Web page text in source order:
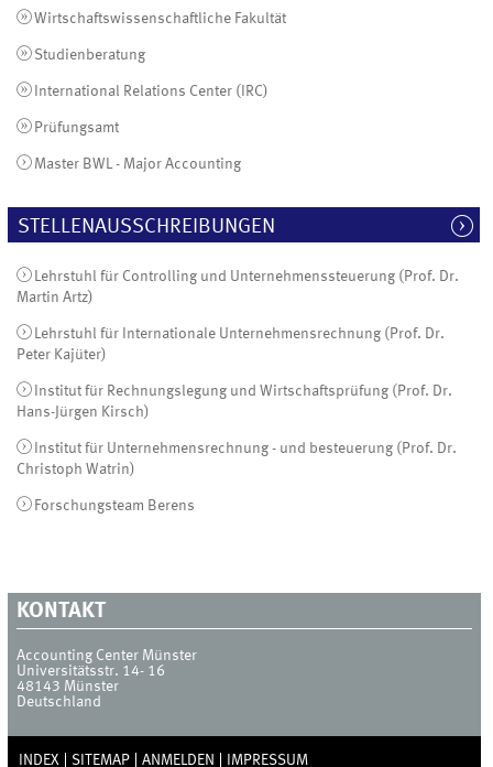
Wirtschaftswissenschaftliche Fakultät
Studienberatung
International Relations Center (IRC)
Prüfungsamt
Master BWL - Major Accounting
STELLENAUSSCHREIBUNGEN
Lehrstuhl für Controlling und Unternehmenssteuerung (Prof. Dr.
Martin Artz)
Lehrstuhl für Internationale Unternehmensrechnung (Prof. Dr.
Peter Kajüter)
Institut für Rechnungslegung und Wirtschaftsprüfung (Prof. Dr.
Hans-Jürgen Kirsch)
Institut für Unternehmensrechnung - und besteuerung (Prof. Dr.
Christoph Watrin)
Forschungsteam Berens
KONTAKT
Accounting Center Münster
Universitätsstr. 14- 16
48143 Münster
Deutschland
INDEX SITEMAP ANMELDEN IMPRESSUM